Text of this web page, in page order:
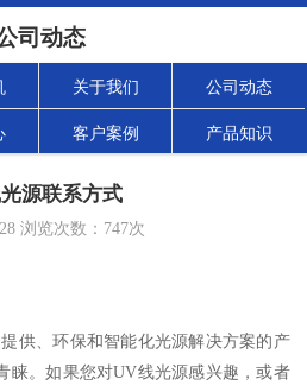
司动态
关于我们 公司动态
客户案例 产品知识
源联系方式
浏览次数： 747次
供、环保和智能化光源解决方案的产
睐。如果您对UV线光源感兴趣，或者